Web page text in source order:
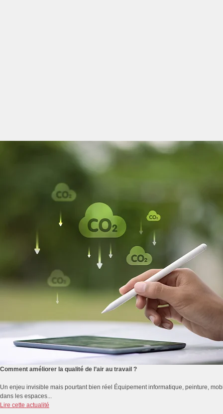
Comment améliorer la qualité de l’air au travail ?
Un enjeu invisible mais pourtant bien réel Équipement informatique, peinture,
dans les espaces...
Lire cette actualité